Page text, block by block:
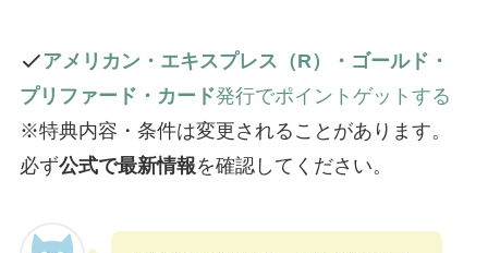
アメリカン・エキスプレス（R）・ゴールド・
プリファード・カード発行でポイントゲットする
※特典内容・条件は変更されることがあります。
必ず公式で最新情報を確認してください。